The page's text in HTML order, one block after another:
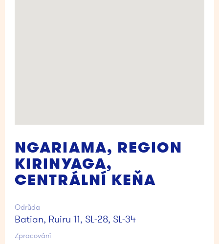
NGARIAMA, REGION
KIRINYAGA,
CENTRÁLNÍ KEŇA
Odrůda
Batian, Ruiru 11, SL-28, SL-34
Zpracování